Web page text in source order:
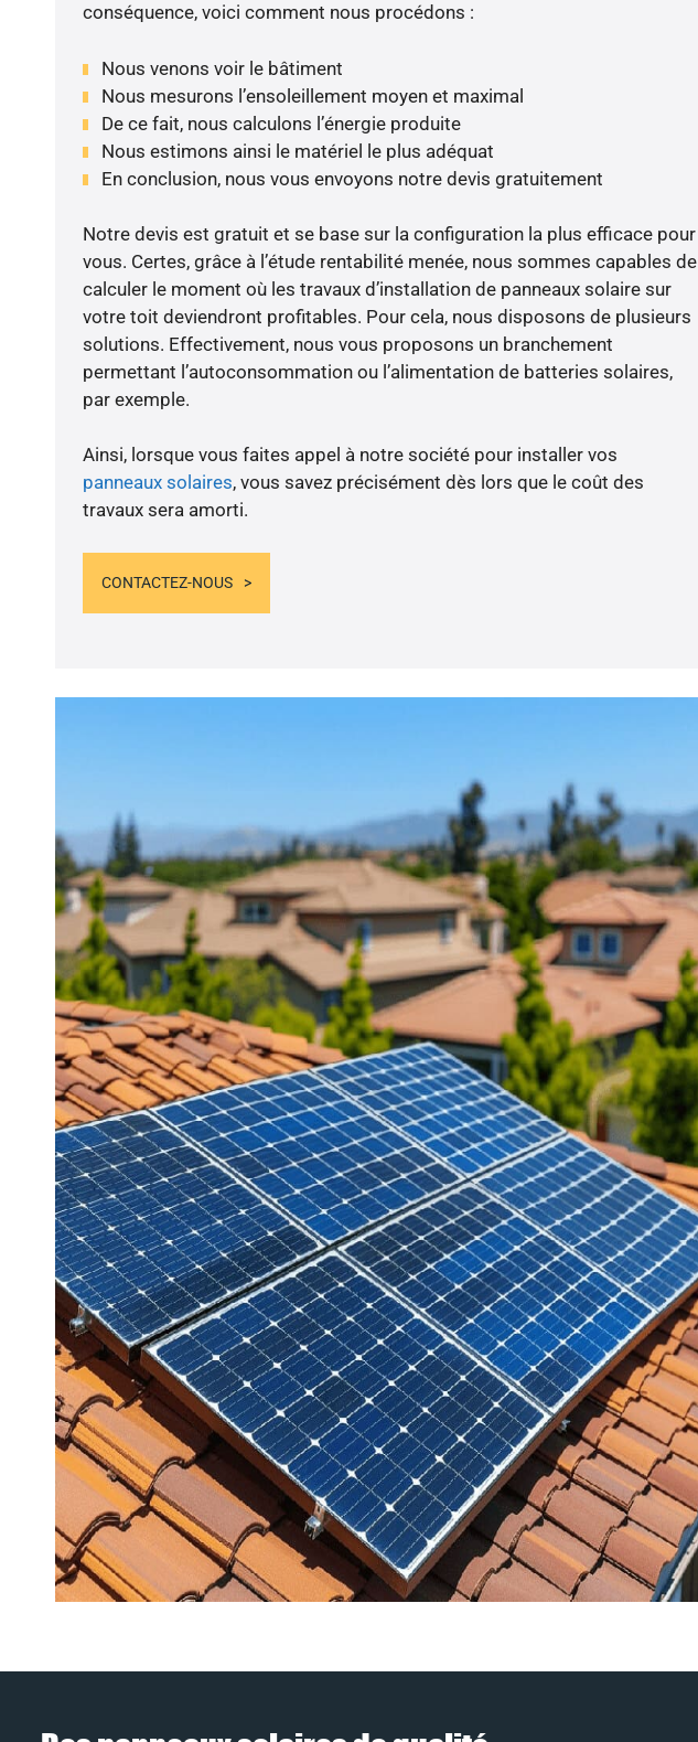
conséquence, voici comment nous procédons :
Nous venons voir le bâtiment
Nous mesurons l’ensoleillement moyen et maximal
De ce fait, nous calculons l’énergie produite
Nous estimons ainsi le matériel le plus adéquat
En conclusion, nous vous envoyons notre devis gratuitement
Notre devis est gratuit et se base sur la configuration la plus efficace pour
vous. Certes, grâce à l’étude rentabilité menée, nous sommes capables de
calculer le moment où les travaux d’installation de panneaux solaire sur
votre toit deviendront profitables. Pour cela, nous disposons de plusieurs
solutions. Effectivement, nous vous proposons un branchement
permettant l’autoconsommation ou l’alimentation de batteries solaires,
par exemple.
Ainsi, lorsque vous faites appel à notre société pour installer vos
panneaux solaires, vous savez précisément dès lors que le coût des
travaux sera amorti.
CONTACTEZ-NOUS